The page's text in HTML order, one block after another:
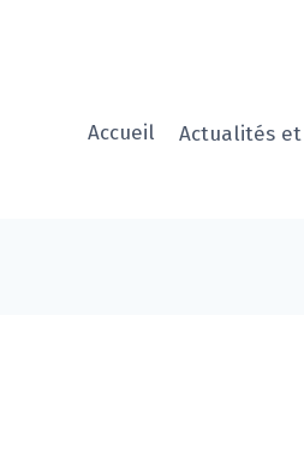
Accueil Actualités